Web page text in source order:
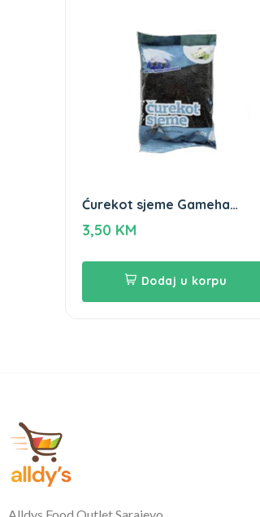
Ćurekot sjeme Gameha
200gr
3,50 KM
Dodaj u korpu